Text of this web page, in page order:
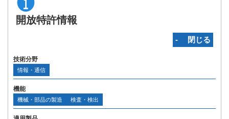
開放特許情報
‐ 閉じる
技術分野
情報・通信
機能
機械・部品の製造 検査・検出